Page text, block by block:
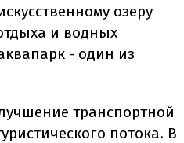
озеру
и водных
- один из
транспортной
потока. В